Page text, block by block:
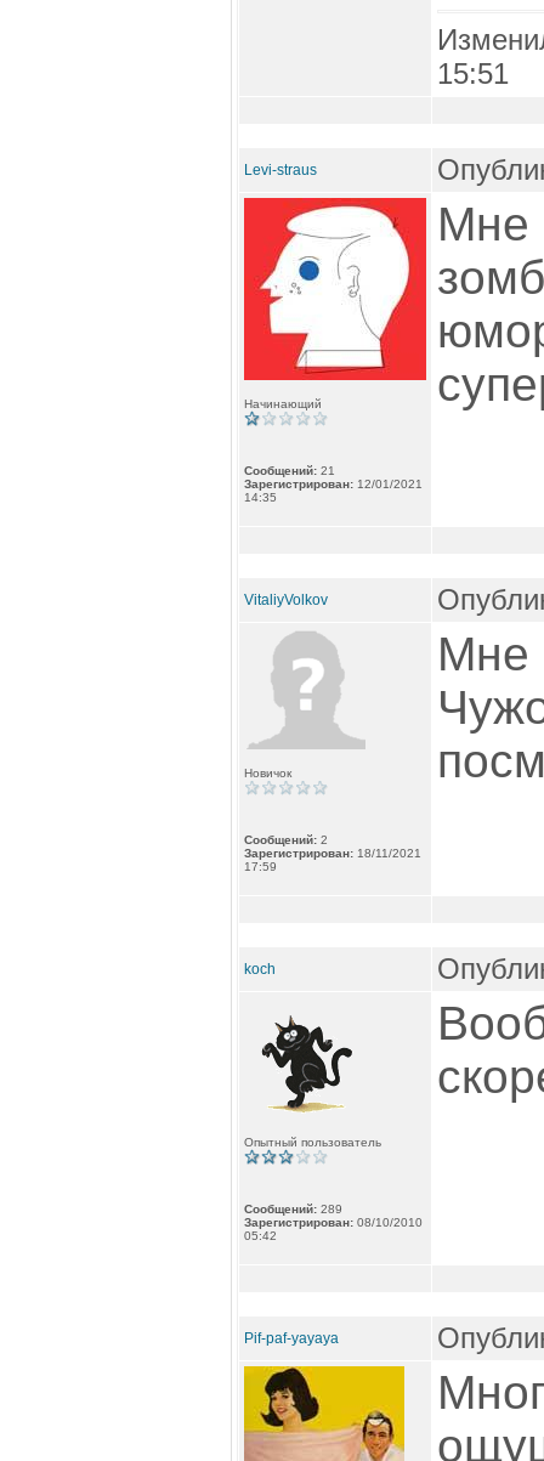
15:51
Levi-straus
Начинающий
Сообщений: 21
Зарегистрирован: 12/01/2021
14:35
Мне
VitaliyVolkov
Новичок
Сообщений: 2
Зарегистрирован: 18/11/2021
17:59
Мне
koch
Опытный пользователь
Сообщений: 289
Зарегистрирован: 08/10/2010
05:42
Pif-paf-yayaya